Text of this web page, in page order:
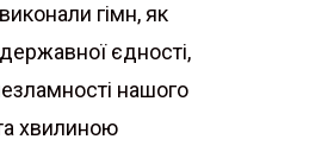
гімн, як
єдності,
нашого
хвилиною